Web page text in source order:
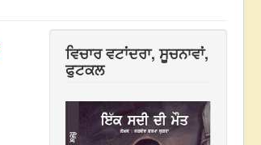
ਵਿਚਾਰ ਵਟਾਂਦਰਾ, ਸੂਚਨਾਵਾਂ,
ਫੁਟਕਲ